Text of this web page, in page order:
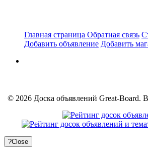
Главная страница Обратная связь
Добавить объявление Добавить
© 2026 Доска объявлений Great-Board.
?Close